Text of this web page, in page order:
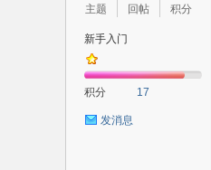
主题
回帖
积分
新手入门
积分 17
发消息